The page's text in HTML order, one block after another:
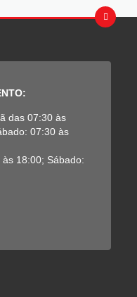
das 07:30 às
07:30 às
18:00; Sábado: